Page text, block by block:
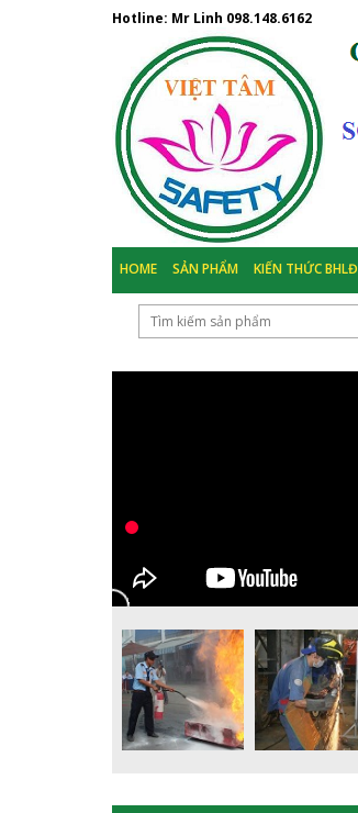
Hotline: Mr Linh 098.148.6162
HOME SẢN PHẨM KIẾN THỨC BHLĐ